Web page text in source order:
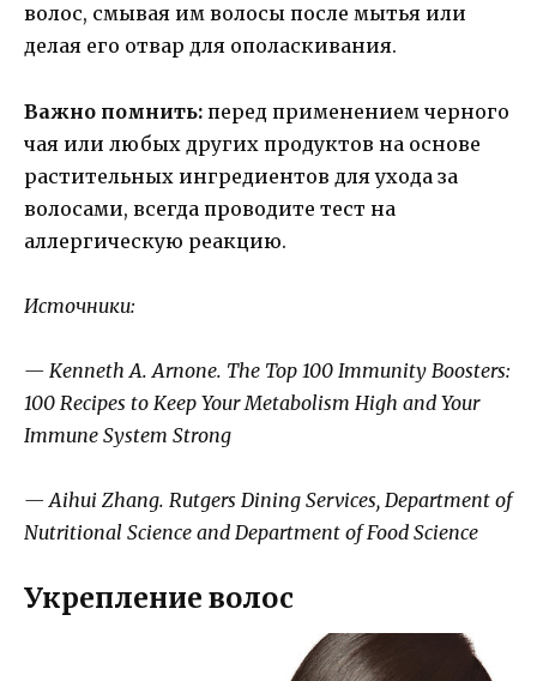
волос, смывая им волосы после мытья или
делая его отвар для ополаскивания.
Важно помнить: перед применением черного
чая или любых других продуктов на основе
растительных ингредиентов для ухода за
волосами, всегда проводите тест на
аллергическую реакцию.
Источники:
— Kenneth A. Arnone. The Top 100 Immunity Boosters:
100 Recipes to Keep Your Metabolism High and Your
Immune System Strong
— Aihui Zhang. Rutgers Dining Services, Department of
Nutritional Science and Department of Food Science
Укрепление волос